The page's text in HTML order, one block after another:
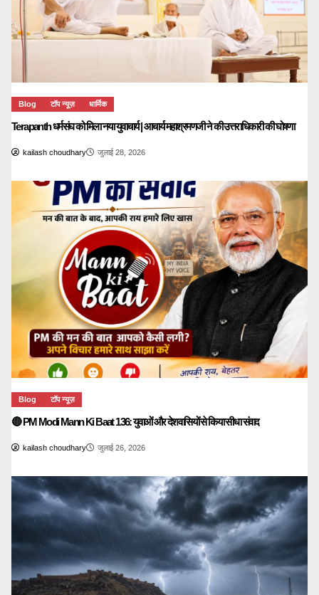
Blog टॉप न्यूज़ धार्मिक
Terapanth धर्मसंघ को मिला नया युवाचार्य | आचार्य महाश्रमणजी ने की उत्तराधिकारी की घोषणा
kailash choudhary जुलाई 28, 2026
Blog टॉप न्यूज़
🔴 PM Modi Mann Ki Baat 136: युवाओं और देशवासियों से किया सीधा संवाद
kailash choudhary जुलाई 26, 2026